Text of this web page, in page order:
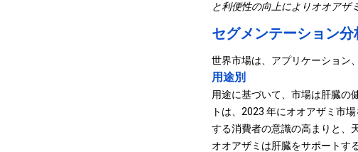
と利便性の向上によりオオアザ
セグメンテーション分
世界市場は、アプリケーション
用途別
用途に基づいて、市場は肝臓の
トは、2023 年にオオアザミ市
する消費者の意識の高まりと、
オオアザミは肝臓をサポートす